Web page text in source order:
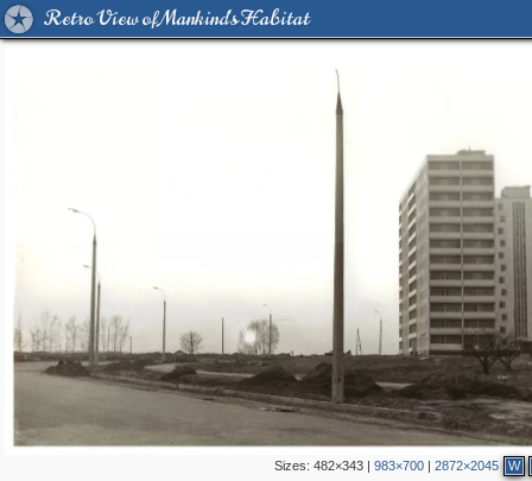
Retro View of Mankind's Habitat
Sizes:482×343 |983×700 |2872×2045 W